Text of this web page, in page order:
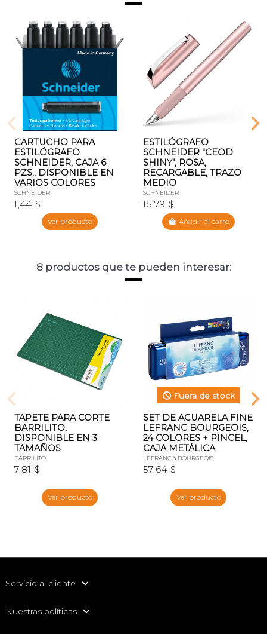
CARTUCHO PARA
ESTILÓGRAFO
SCHNEIDER, CAJA 6
PZS., DISPONIBLE EN
VARIOS COLORES
SCHNEIDER
1,44 $
Ver producto
ESTILÓGRAFO
SCHNEIDER "CEOD
SHINY", ROSA,
RECARGABLE, TRAZO
MEDIO
SCHNEIDER
15,79 $
Añadir al carro
8 productos que te pueden interesar:
TAPETE PARA CORTE
BARRILITO,
DISPONIBLE EN 3
TAMAÑOS
BARRILITO
7,81 $
Ver producto
Fuera de stock
SET DE ACUARELA FINE
LEFRANC BOURGEOIS,
24 COLORES + PINCEL,
CAJA METÁLICA
LEFRANC & BOURGEOIS
57,64 $
Ver producto
Servicio al cliente
Nuestras políticas